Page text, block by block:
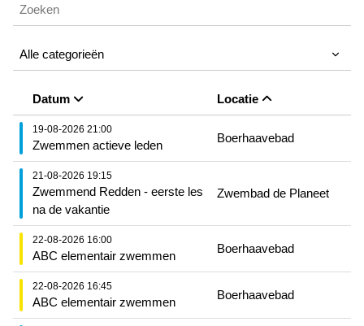
Datum Locatie
19-08-2026 21:00
Zwemmen actieve leden
Boerhaavebad
21-08-2026 19:15
Zwemmend Redden - eerste les
na de vakantie
Zwembad de Planeet
22-08-2026 16:00
ABC elementair zwemmen
Boerhaavebad
22-08-2026 16:45
ABC elementair zwemmen
Boerhaavebad